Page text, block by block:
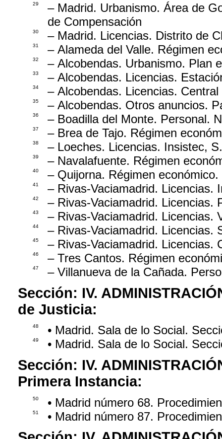
29
– Madrid. Urbanismo. Área de
de Compensación
30 – Madrid. Licencias. Distrito de
31 – Alameda del Valle. Régimen
32 – Alcobendas. Urbanismo. Plan
33 – Alcobendas. Licencias.
34 – Alcobendas. Licencias.
35 – Alcobendas. Otros anuncios.
36 – Boadilla del Monte. Personal.
37 – Brea de Tajo. Régimen
38 – Loeches. Licencias. Insistec,
39 – Navalafuente. Régimen
40 – Quijorna. Régimen
41 – Rivas-Vaciamadrid. Licencias.
42 – Rivas-Vaciamadrid. Licencias.
43 – Rivas-Vaciamadrid. Licencias.
44 – Rivas-Vaciamadrid. Licencias.
45 – Rivas-Vaciamadrid. Licencias.
46 – Tres Cantos. Régimen
47 – Villanueva de la Cañada.
Sección: IV.
de Justicia:
48 • Madrid. Sala de lo Social.
49 • Madrid. Sala de lo Social.
Sección: IV.
Primera Instancia:
50 • Madrid número 68.
51 • Madrid número 87.